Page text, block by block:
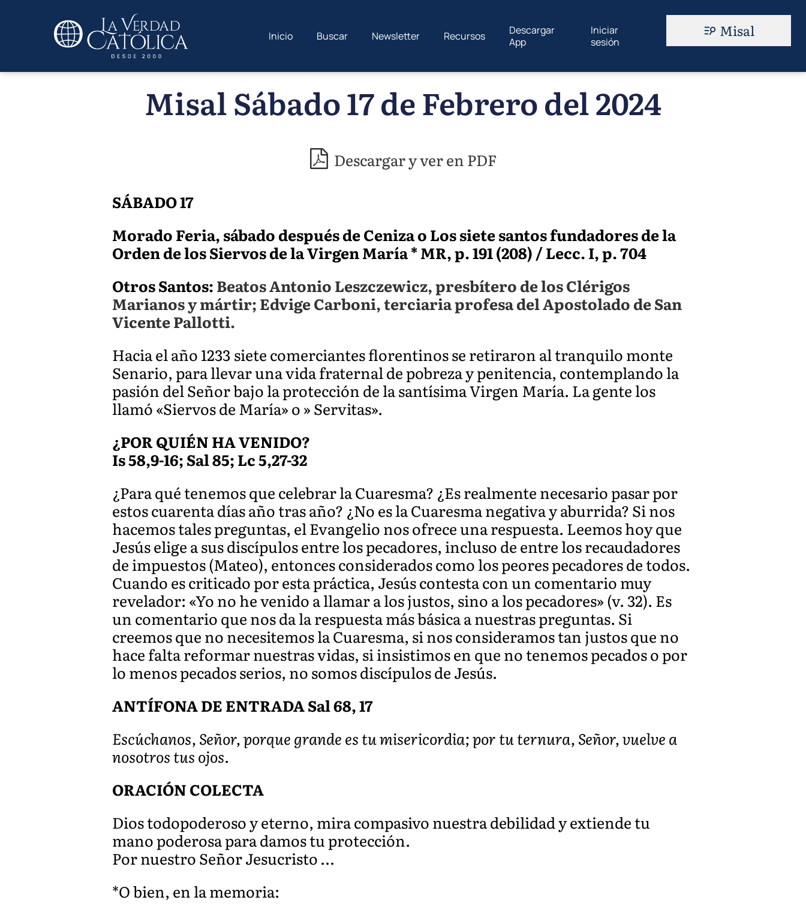
Inicio Buscar Newsletter Recursos
Descargar
App
Iniciar
sesión
Misal
Misal Sábado 17 de Febrero del 2024
Descargar y ver en PDF
SÁBADO 17
Morado Feria, sábado después de Ceniza o Los siete santos fundadores de la
Orden de los Siervos de la Virgen María * MR, p. 191 (208) / Lecc. I, p. 704
Otros Santos:Beatos Antonio Leszczewicz, presbítero de los Clérigos
Marianos y mártir; Edvige Carboni, terciaria profesa del Apostolado de San
Vicente Pallotti.
Hacia el año 1233 siete comerciantes florentinos se retiraron al tranquilo monte
Senario, para llevar una vida fraternal de pobreza y penitencia, contemplando la
pasión del Señor bajo la protección de la santísima Virgen María. La gente los
llamó «Siervos de María» o » Servitas».
¿POR QUIÉN HA VENIDO?
Is 58,9-16; Sal 85; Lc 5,27-32
¿Para qué tenemos que celebrar la Cuaresma? ¿Es realmente necesario pasar por
estos cuarenta días año tras año? ¿No es la Cuaresma negativa y aburrida? Si nos
hacemos tales preguntas, el Evangelio nos ofrece una respuesta. Leemos hoy que
Jesús elige a sus discípulos entre los pecadores, incluso de entre los recaudadores
de impuestos (Mateo), entonces considerados como los peores pecadores de todos.
Cuando es criticado por esta práctica, Jesús contesta con un comentario muy
revelador: «Yo no he venido a llamar a los justos, sino a los pecadores» (v. 32). Es
un comentario que nos da la respuesta más básica a nuestras preguntas. Si
creemos que no necesitemos la Cuaresma, si nos consideramos tan justos que no
hace falta reformar nuestras vidas, si insistimos en que no tenemos pecados o por
lo menos pecados serios, no somos discípulos de Jesús.
ANTÍFONA DE ENTRADA Sal 68, 17
Escúchanos, Señor, porque grande es tu misericordia; por tu ternura, Señor, vuelve a
nosotros tus ojos.
ORACIÓN COLECTA
Dios todopoderoso y eterno, mira compasivo nuestra debilidad y extiende tu
mano poderosa para damos tu protección.
Por nuestro Señor Jesucristo …
*O bien, en la memoria: